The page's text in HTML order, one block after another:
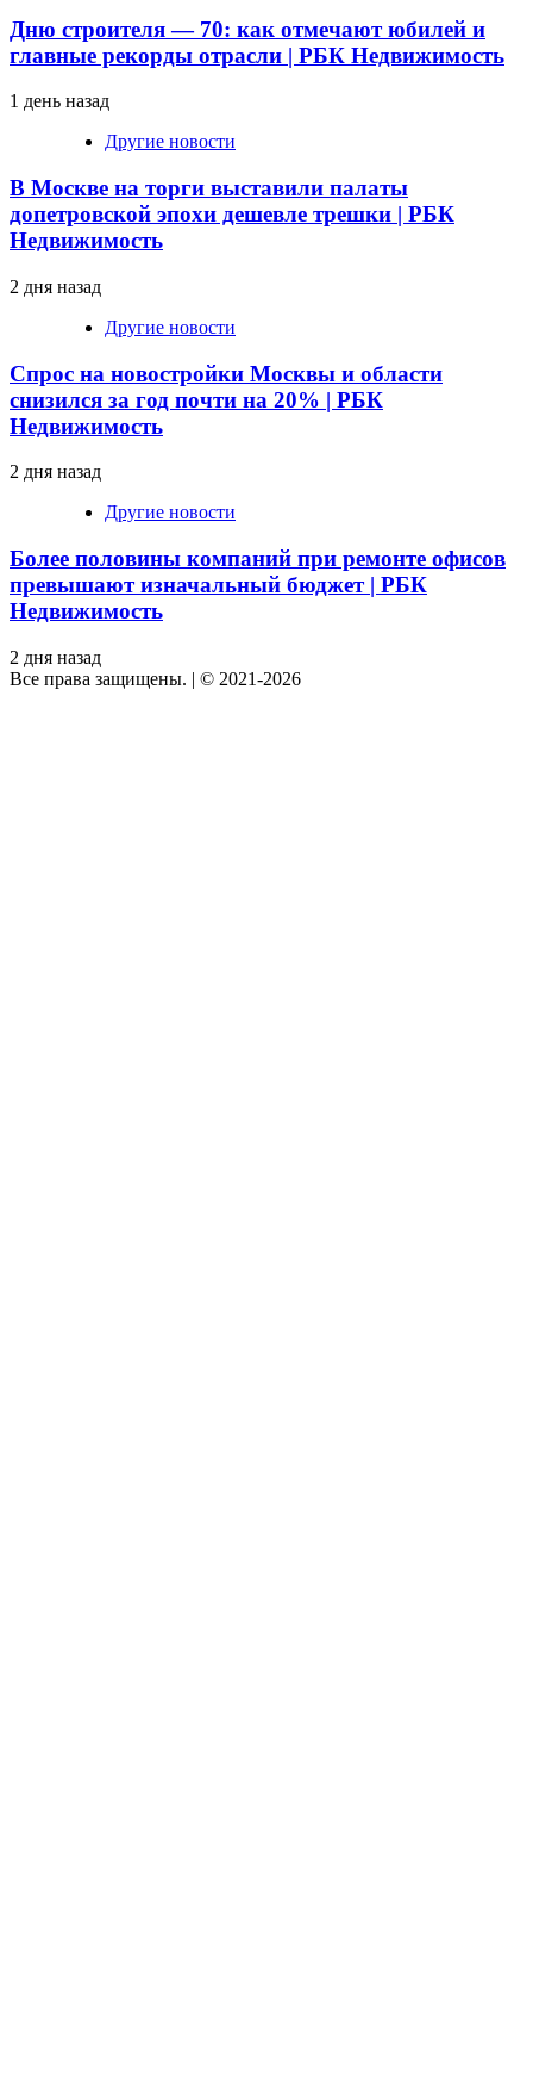
Дню строителя — 70: как отмечают юбилей и
главные рекорды отрасли | РБК Недвижимость
1 день назад
Другие новости
В Москве на торги выставили палаты
допетровской эпохи дешевле трешки | РБК
Недвижимость
2 дня назад
Другие новости
Спрос на новостройки Москвы и области
снизился за год почти на 20% | РБК
Недвижимость
2 дня назад
Другие новости
Более половины компаний при ремонте офисов
превышают изначальный бюджет | РБК
Недвижимость
2 дня назад
Все права защищены. | © 2021-2026